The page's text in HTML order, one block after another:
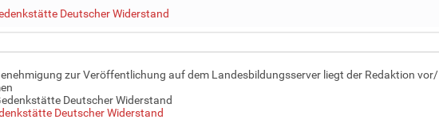
Deutscher Widerstand
zur Veröffentlichung auf dem Landesbildungsserver liegt der Redaktion vor/
Deutscher Widerstand
Deutscher Widerstand